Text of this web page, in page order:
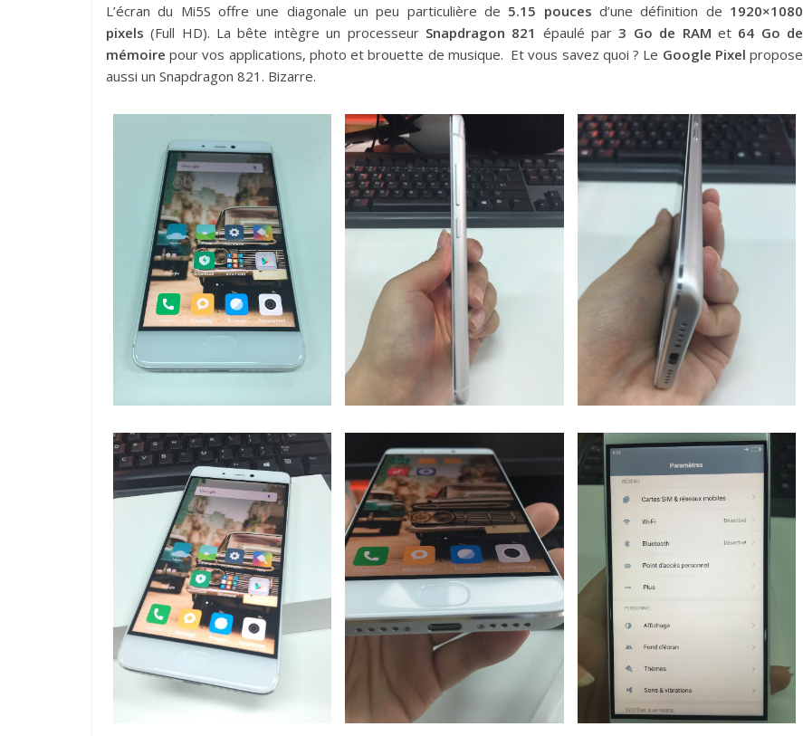
L’écran du Mi5S offre une diagonale un peu particulière de 5.15 pouces d’une définition de 1920×1080
pixels(Full HD). La bête intègre un processeur Snapdragon 821 épaulé par 3 Go de RAM et 64 Go de
mémoire pour vos applications, photo et brouette de musique. Et vous savez quoi ? Le Google Pixel propose
aussi un Snapdragon 821. Bizarre.